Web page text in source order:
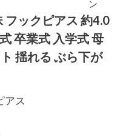
フックピアス 約4.0
卒業式 入学式 母
揺れる ぶら下が
アス